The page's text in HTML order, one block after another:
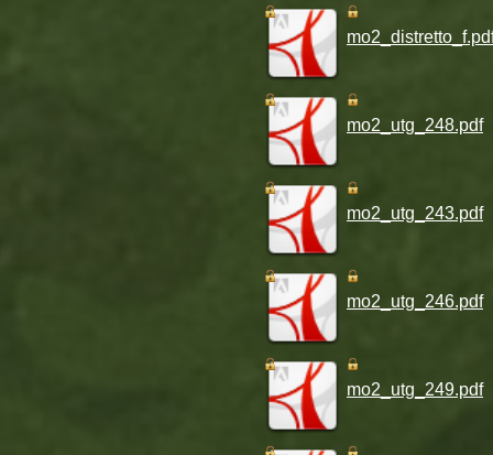
mo2_utg_248.pdf
mo2_utg_243.pdf
mo2_utg_246.pdf
mo2_utg_249.pdf